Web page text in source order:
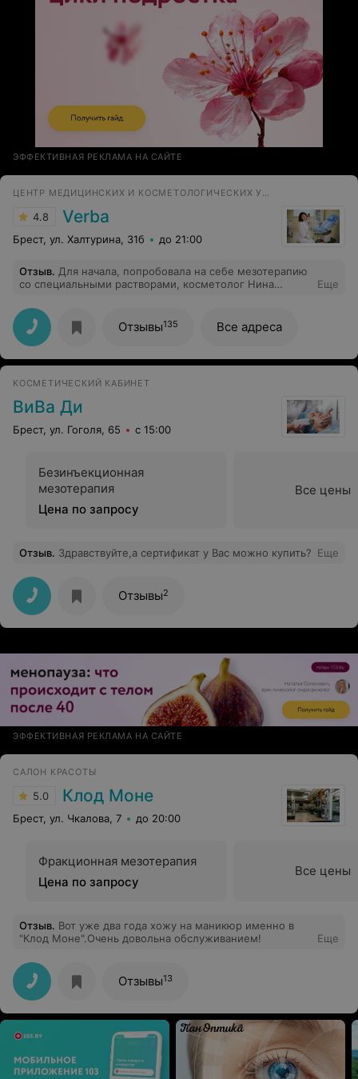
ЭФФЕКТИВНАЯ РЕКЛАМА НА САЙТЕ
ЦЕНТР МЕДИЦИНСКИХ И КОСМЕТОЛОГИЧЕСКИХ УСЛУГ
4.8 Verba
Брест, ул. Халтурина, 31б до 21:00
Отзыв. Для начала, попробовала на себе мезотерапию
со специальными растворами, косметолог Нина
процедуры в скором времени щёки подтянулись, кожа
будто приобрела тургор, эластичность и вернулась
упругость.
Еще
Отзывы135 Все адреса
КОСМЕТИЧЕСКИЙ КАБИНЕТ
ВиВа Ди
Брест, ул. Гоголя, 65 с 15:00
Безинъекционная
мезотерапия
Цена по запросу
Все цены
Отзыв. Здравствуйте,а сертификат у Вас можно купить? Еще
Отзывы2
ЭФФЕКТИВНАЯ РЕКЛАМА НА САЙТЕ
САЛОН КРАСОТЫ
5.0 Клод Моне
Брест, ул. Чкалова, 7 до 20:00
Фракционная мезотерапия
Цена по запросу
Все цены
Отзыв. Вот уже два года хожу на маникюр именно в
"Клод Моне".Очень довольна обслуживанием!
Еще
Отзывы13